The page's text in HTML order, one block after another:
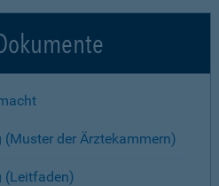
der Ärztekammern)
(Leitfaden)